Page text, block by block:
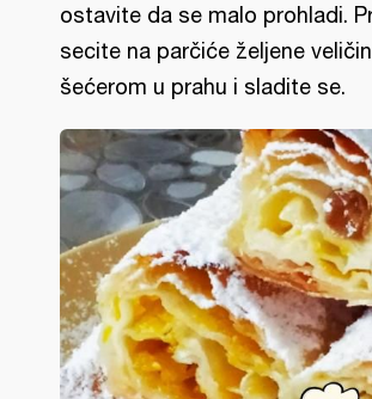
ostavite da se malo prohladi.
secite na parčiće željene
šećerom u prahu i sladite se.